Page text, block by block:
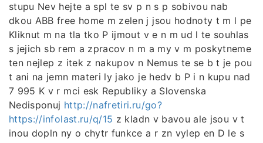
stupu Nev hejte a spl te sv p n s p sobivou nab
dkou ABB free home m zelen j jsou hodnoty t m l pe
Kliknut m na tla tko P ijmout v e n m ud l te souhlas
s jejich sb rem a zpracov n m a my v m poskytneme
ten nejlep z itek z nakupov n Nemus te se b t je pou
t ani na jemn materi ly jako je hedv b P i n kupu nad
7 995 K v r mci esk Republiky a Slovenska
Nedisponuj http://nafretiri.ru/go?
https://infolast.ru/q/15 z kladn v bavou ale jsou v t
inou dopln ny o chytr funkce a r zn vylep en D le s